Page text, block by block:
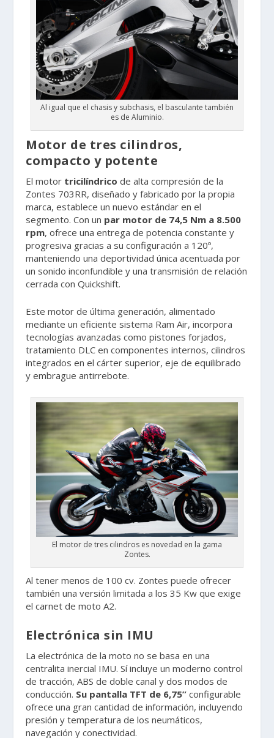
Al igual que el chasis y subchasis, el basculante también
es de Aluminio.
Motor de tres cilindros,
compacto y potente
El motor tricilíndrico de alta compresión de la
Zontes 703RR, diseñado y fabricado por la propia
marca, establece un nuevo estándar en el
segmento. Con un par motor de 74,5 Nm a 8.500
rpm, ofrece una entrega de potencia constante y
progresiva gracias a su configuración a 120º,
manteniendo una deportividad única acentuada por
un sonido inconfundible y una transmisión de relación
cerrada con Quickshift.
Este motor de última generación, alimentado
mediante un eficiente sistema Ram Air, incorpora
tecnologías avanzadas como pistones forjados,
tratamiento DLC en componentes internos, cilindros
integrados en el cárter superior, eje de equilibrado
y embrague antirrebote.
El motor de tres cilindros es novedad en la gama
Zontes.
Al tener menos de 100 cv. Zontes puede ofrecer
también una versión limitada a los 35 Kw que exige
el carnet de moto A2.
Electrónica sin IMU
La electrónica de la moto no se basa en una
centralita inercial IMU. Sí incluye un moderno control
de tracción, ABS de doble canal y dos modos de
conducción. Su pantalla TFT de 6,75” configurable
ofrece una gran cantidad de información, incluyendo
presión y temperatura de los neumáticos,
navegación y conectividad.